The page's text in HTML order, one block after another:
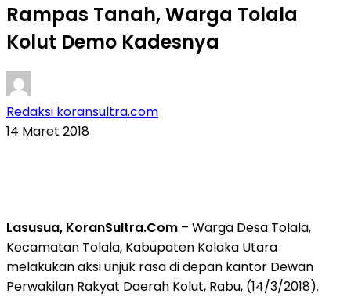
Rampas Tanah, Warga Tolala
Kolut Demo Kadesnya
Redaksi koransultra.com
14 Maret 2018
Lasusua, KoranSultra.Com – Warga Desa Tolala,
Kecamatan Tolala, Kabupaten Kolaka Utara
melakukan aksi unjuk rasa di depan kantor Dewan
Perwakilan Rakyat Daerah Kolut, Rabu, (14/3/2018).